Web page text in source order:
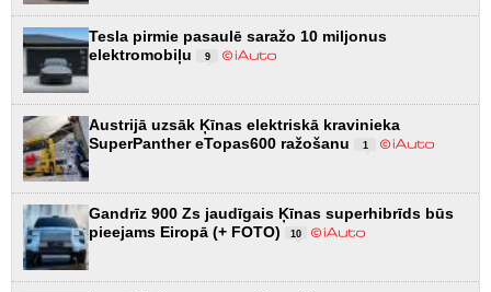
Tesla pirmie pasaulē saražo 10 miljonus
elektromobiļu
9
Austrijā uzsāk Ķīnas elektriskā kravinieka
SuperPanther eTopas600 ražošanu
1
Gandrīz 900 Zs jaudīgais Ķīnas superhibrīds būs
pieejams Eiropā (+ FOTO)
10